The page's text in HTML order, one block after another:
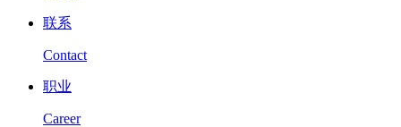
联系
Contact
职业
Career